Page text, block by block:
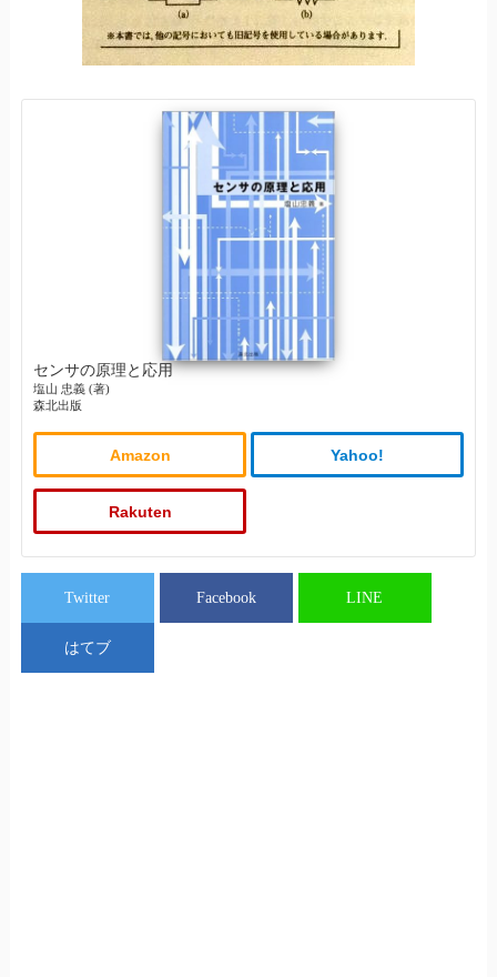
センサの原理と応用
塩山 忠義 (著)
森北出版
Amazon Yahoo!
Rakuten
Twitter Facebook LINE
はてブ